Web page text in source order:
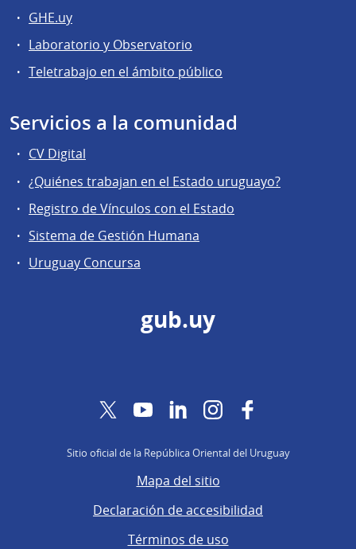
GHE.uy
Laboratorio y Observatorio
Teletrabajo en el ámbito público
Servicios a la comunidad
CV Digital
¿Quiénes trabajan en el Estado uruguayo?
Registro de Vínculos con el Estado
Sistema de Gestión Humana
Uruguay Concursa
gub.uy
TwitterYouTubeLinkedInInstagram
Sitio oficial de la República Oriental del Uruguay
Mapa del sitio
Declaración de accesibilidad
Términos de uso